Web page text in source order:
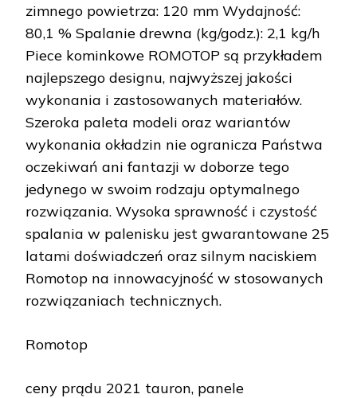
zimnego powietrza: 120 mm Wydajność:
80,1 % Spalanie drewna (kg/godz.): 2,1 kg/h
Piece kominkowe ROMOTOP są przykładem
najlepszego designu, najwyższej jakości
wykonania i zastosowanych materiałów.
Szeroka paleta modeli oraz wariantów
wykonania okładzin nie ogranicza Państwa
oczekiwań ani fantazji w doborze tego
jedynego w swoim rodzaju optymalnego
rozwiązania. Wysoka sprawność i czystość
spalania w palenisku jest gwarantowane 25
latami doświadczeń oraz silnym naciskiem
Romotop na innowacyjność w stosowanych
rozwiązaniach technicznych.
Romotop
ceny prądu 2021 tauron, panele